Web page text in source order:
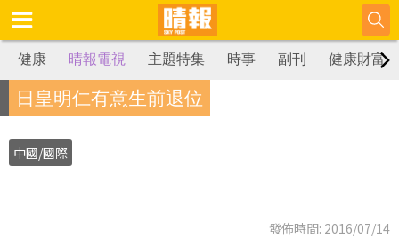
健康 晴報電視 主題特集 時事 副刊 健康財富
日皇明仁有意生前退位
中國/國際
發佈時間: 2016/07/14